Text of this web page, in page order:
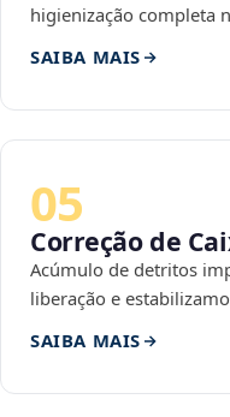
higienização completa
SAIBA MAIS
05
Correção de
Acúmulo de detritos
liberação e
SAIBA MAIS